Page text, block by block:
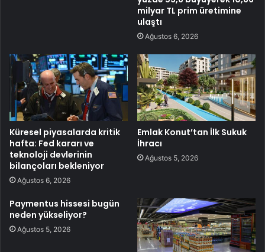
milyar TL prim üretimine
ulaştı
Ağustos 6, 2026
Küresel piyasalarda kritik
hafta: Fed kararı ve
teknoloji devlerinin
bilançoları bekleniyor
Ağustos 6, 2026
Emlak Konut’tan İlk Sukuk
İhracı
Ağustos 5, 2026
Paymentus hissesi bugün
neden yükseliyor?
Ağustos 5, 2026